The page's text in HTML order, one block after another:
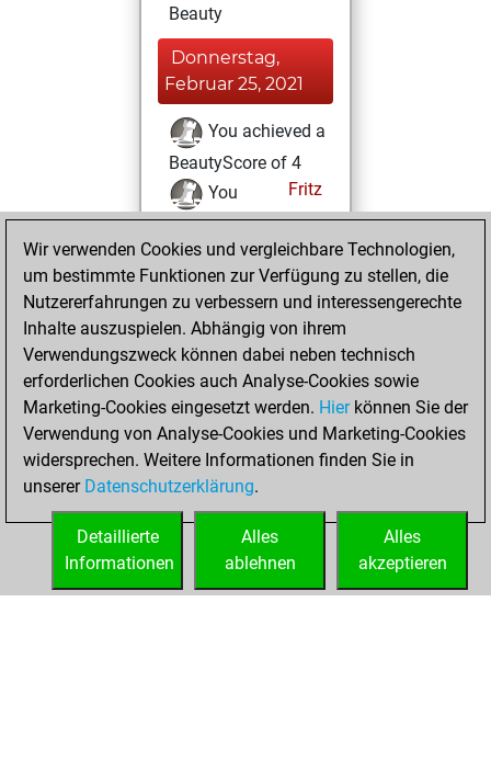
Beauty
Donnerstag,
Februar 25, 2021
You achieved a
BeautyScore of 4
Fritz
You
achieved a new Elo
of 1591
You played 2
blitz games
Play
You scored +1
=0 -1 in blitz
Mittwoch,
Februar 24, 2021
You created
your Fritz account
Wir verwenden Cookies und vergleichbare Technologien,
um bestimmte Funktionen zur Verfügung zu stellen, die
Nutzererfahrungen zu verbessern und interessengerechte
Inhalte auszuspielen. Abhängig von ihrem
Verwendungszweck können dabei neben technisch
erforderlichen Cookies auch Analyse-Cookies sowie
Marketing-Cookies eingesetzt werden. Hierkönnen Sie der
Verwendung von Analyse-Cookies und Marketing-Cookies
widersprechen. Weitere Informationen finden Sie in
unserer Datenschutzerklärung.
Alles
akzeptieren
Alles
ablehnen
Detaillierte
Informationen